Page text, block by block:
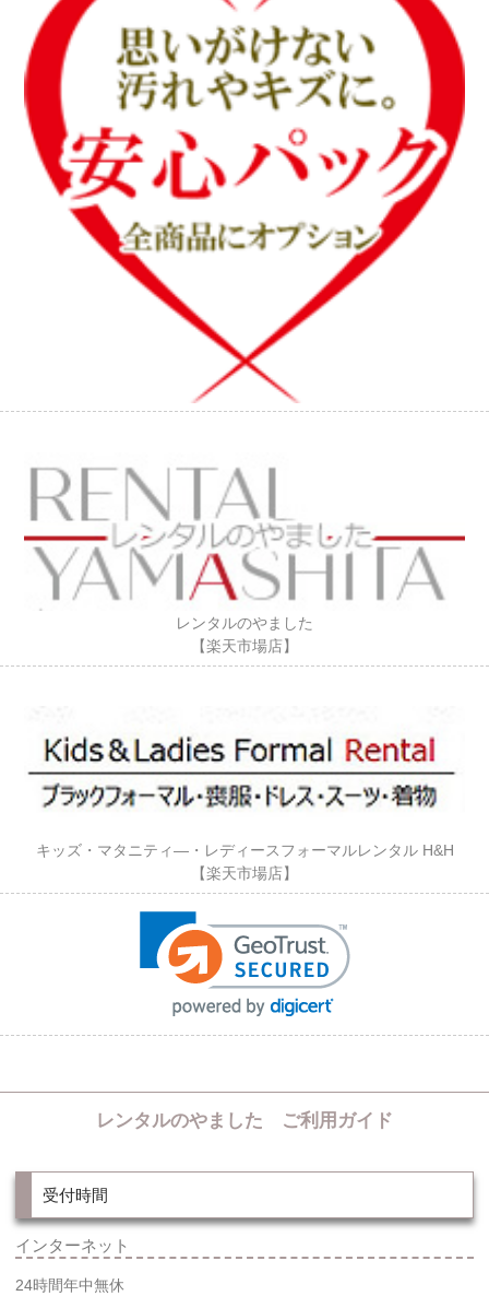
レンタルのやました
【楽天市場店】
キッズ・マタニティ―・レディースフォーマルレンタル H&H
【楽天市場店】
レンタルのやました ご利用ガイド
受付時間
インターネット
24時間年中無休